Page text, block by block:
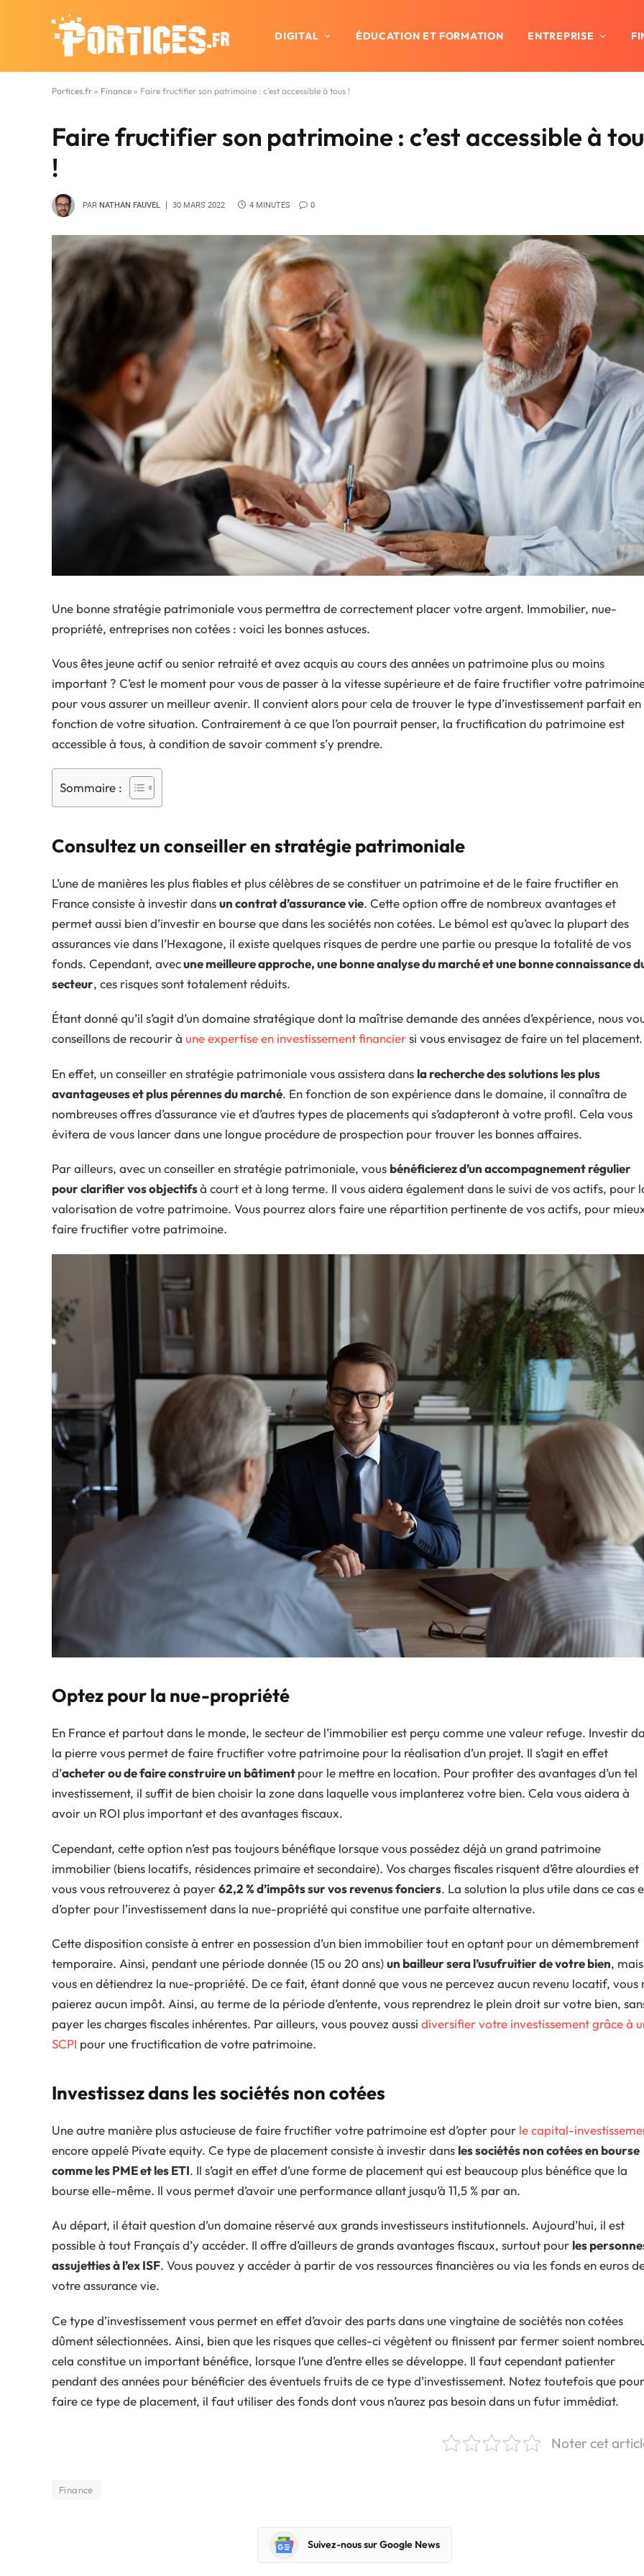
DIGITAL ÉDUCATION ET FORMATION ENTREPRISE
Portices.fr » Finance » Faire fructifier son patrimoine : c’est accessible à tous !
Faire fructifier son patrimoine : c’est accessible à
!
PAR NATHAN FAUVEL 30 MARS 2022 4 MINUTES 0
Une bonne stratégie patrimoniale vous permettra de correctement placer votre argent. Immobilier, nue-
propriété, entreprises non cotées : voici les bonnes astuces.
Vous êtes jeune actif ou senior retraité et avez acquis au cours des années un patrimoine plus ou moins
important ? C’est le moment pour vous de passer à la vitesse supérieure et de faire fructifier votre
pour vous assurer un meilleur avenir. Il convient alors pour cela de trouver le type d’investissement parfait en
fonction de votre situation. Contrairement à ce que l’on pourrait penser, la fructification du patrimoine est
accessible à tous, à condition de savoir comment s’y prendre.
Sommaire :
Consultez un conseiller en stratégie patrimoniale
L’une de manières les plus fiables et plus célèbres de se constituer un patrimoine et de le faire fructifier en
France consiste à investir dansun contrat d’assurance vie. Cette option offre de nombreux avantages et
permet aussi bien d’investir en bourse que dans les sociétés non cotées. Le bémol est qu’avec la plupart des
assurances vie dans l’Hexagone, il existe quelques risques de perdre une partie ou presque la totalité de vos
fonds. Cependant, avecune meilleure approche, une bonne analyse du marché et une bonne connaissance
secteur, ces risques sont totalement réduits.
Étant donné qu’il s’agit d’un domaine stratégique dont la maîtrise demande des années d’expérience, nous
conseillons de recourir à une expertise en investissement financiersi vous envisagez de faire un tel placement.
En effet, un conseiller en stratégie patrimoniale vous assistera dans la recherche des solutions les plus
avantageuses et plus pérennes du marché. En fonction de son expérience dans le domaine, il connaîtra de
nombreuses offres d’assurance vie et d’autres types de placements qui s’adapteront à votre profil. Cela vous
évitera de vous lancer dans une longue procédure de prospection pour trouver les bonnes affaires.
Par ailleurs, avec un conseiller en stratégie patrimoniale, vous bénéficierez d’un accompagnement régulier
pour clarifier vos objectifsà court et à long terme. Il vous aidera également dans le suivi de vos actifs, pour
valorisation de votre patrimoine. Vous pourrez alors faire une répartition pertinente de vos actifs, pour
faire fructifier votre patrimoine.
Optez pour la nue-propriété
En France et partout dans le monde, le secteur de l’immobilier est perçu comme une valeur refuge. Investir
la pierre vous permet de faire fructifier votre patrimoine pour la réalisation d’un projet. Il s’agit en effet
d’acheter ou de faire construire un bâtimentpour le mettre en location. Pour profiter des avantages d’un tel
investissement, il suffit de bien choisir la zone dans laquelle vous implanterez votre bien. Cela vous aidera à
avoir un ROI plus important et des avantages fiscaux.
Cependant, cette option n’est pas toujours bénéfique lorsque vous possédez déjà un grand patrimoine
immobilier (biens locatifs, résidences primaire et secondaire). Vos charges fiscales risquent d’être alourdies et
vous vous retrouverez à payer62,2 % d’impôts sur vos revenus fonciers. La solution la plus utile dans ce cas
d’opter pour l’investissement dans la nue-propriété qui constitue une parfaite alternative.
Cette disposition consiste à entrer en possession d’un bien immobilier tout en optant pour un démembrement
temporaire. Ainsi, pendant une période donnée (15 ou 20 ans)un bailleur sera l’usufruitier de votre bien, mais
vous en détiendrez la nue-propriété. De ce fait, étant donné que vous ne percevez aucun revenu locatif, vous
paierez aucun impôt. Ainsi, au terme de la période d’entente, vous reprendrez le plein droit sur votre bien,
payer les charges fiscales inhérentes. Par ailleurs, vous pouvez aussi diversifier votre investissement grâce à
SCPI pour une fructification de votre patrimoine.
Investissez dans les sociétés non cotées
Une autre manière plus astucieuse de faire fructifier votre patrimoine est d’opter pour le capital-
encore appelé Pivate equity. Ce type de placement consiste à investir dans les sociétés non cotées en bourse
comme les PME et les ETI. Il s’agit en effet d’une forme de placement qui est beaucoup plus bénéfice que la
bourse elle-même. Il vous permet d’avoir une performance allant jusqu’à 11,5 % par an.
Au départ, il était question d’un domaine réservé aux grands investisseurs institutionnels. Aujourd’hui, il est
possible à tout Français d’y accéder. Il offre d’ailleurs de grands avantages fiscaux, surtout pour les
assujetties à l’ex ISF. Vous pouvez y accéder à partir de vos ressources financières ou via les fonds en euros
votre assurance vie.
Ce type d’investissement vous permet en effet d’avoir des parts dans une vingtaine de sociétés non cotées
dûment sélectionnées. Ainsi, bien que les risques que celles-ci végètent ou finissent par fermer soient
cela constitue un important bénéfice, lorsque l’une d’entre elles se développe. Il faut cependant patienter
pendant des années pour bénéficier des éventuels fruits de ce type d’investissement. Notez toutefois que pour
faire ce type de placement, il faut utiliser des fonds dont vous n’aurez pas besoin dans un futur immédiat.
Noter cet
Finance
Suivez-nous sur Google News